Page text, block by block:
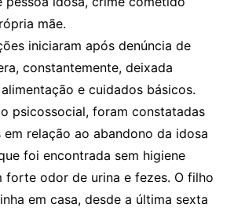
mãe.
iniciaram após denúncia de
constantemente, deixada
e cuidados básicos.
psicossocial, foram constatadas
em relação ao abandono da idosa
foi encontrada sem higiene
forte odor de urina e fezes. O filho
em casa, desde a última sexta